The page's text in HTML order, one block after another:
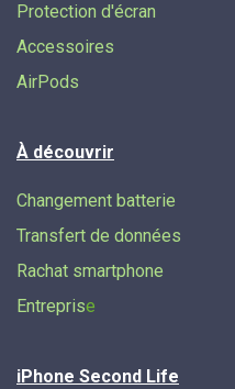
Protection d'écran
Accessoires
AirPods
À découvrir
Changement batterie
Transfert de données​
Rachat smartphone
Entreprise
iPhone Second Life